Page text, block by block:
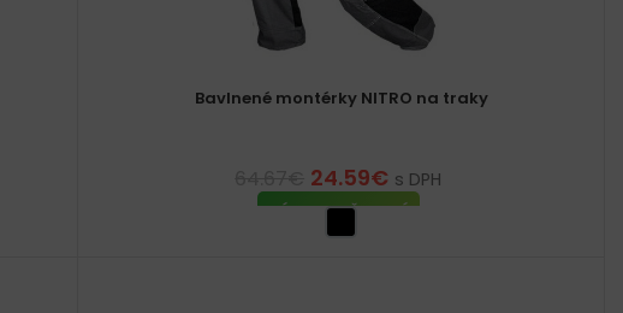
Bavlnené montérky NITRO na traky
24.59€ s DPH
VÝBER MOŽNOSTÍ